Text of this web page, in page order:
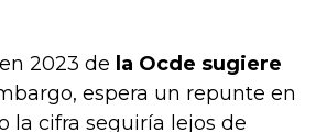
2023 de la Ocde sugiere
espera un repunte en
la cifra seguiría lejos de